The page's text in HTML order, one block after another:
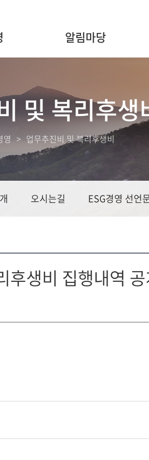
알림마당
및 복리후생
영 업무추진비 및 복리후생비
오시는길 ESG경영 선언
생비 집행내역